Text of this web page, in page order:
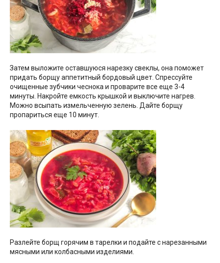
Затем выложите оставшуюся нарезку свеклы, она поможет
придать борщу аппетитный бордовый цвет. Спрессуйте
очищенные зубчики чеснока и проварите все еще 3-4
минуты. Накройте емкость крышкой и выключите нагрев.
Можно всыпать измельченную зелень. Дайте борщу
пропариться еще 10 минут.
Разлейте борщ горячим в тарелки и подайте с нарезанными
мясными или колбасными изделиями.